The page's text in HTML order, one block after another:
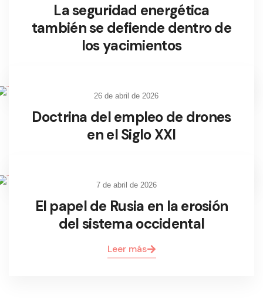
La seguridad energética
también se defiende dentro de
los yacimientos
26 de abril de 2026
Doctrina del empleo de drones
en el Siglo XXI
7 de abril de 2026
El papel de Rusia en la erosión
del sistema occidental
Leer más